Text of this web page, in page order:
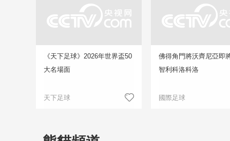
《天下足球》2026年世界盃50
大名場面
天下足球
佛得角門將沃齊尼亞即
智利科洛科洛
國際足球